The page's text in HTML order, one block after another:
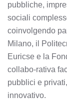
pubbliche,
sociali
coinvolgendo
Milano, il
Euricse e la
collabo-rativa
pubblici e
innovativo.